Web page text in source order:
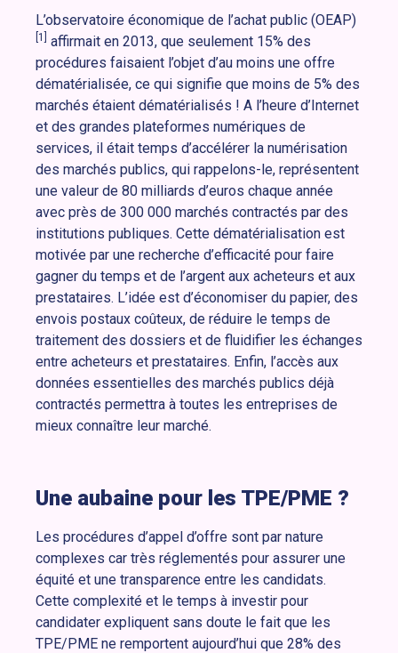
L’observatoire économique de l’achat public (OEAP)
[1]
affirmait en 2013, que seulement 15% des
procédures faisaient l’objet d’au moins une offre
dématérialisée, ce qui signifie que moins de 5% des
marchés étaient dématérialisés ! A l’heure d’Internet
et des grandes plateformes numériques de
services, il était temps d’accélérer la numérisation
des marchés publics, qui rappelons-le, représentent
une valeur de 80 milliards d’euros chaque année
avec près de 300 000 marchés contractés par des
institutions publiques. Cette dématérialisation est
motivée par une recherche d’efficacité pour faire
gagner du temps et de l’argent aux acheteurs et aux
prestataires. L’idée est d’économiser du papier, des
envois postaux coûteux, de réduire le temps de
traitement des dossiers et de fluidifier les échanges
entre acheteurs et prestataires. Enfin, l’accès aux
données essentielles des marchés publics déjà
contractés permettra à toutes les entreprises de
mieux connaître leur marché.
Une aubaine pour les TPE/PME ?
Les procédures d’appel d’offre sont par nature
complexes car très réglementés pour assurer une
équité et une transparence entre les candidats.
Cette complexité et le temps à investir pour
candidater expliquent sans doute le fait que les
TPE/PME ne remportent aujourd’hui que 28% des